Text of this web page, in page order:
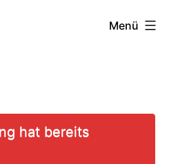
Menü
hat bereits